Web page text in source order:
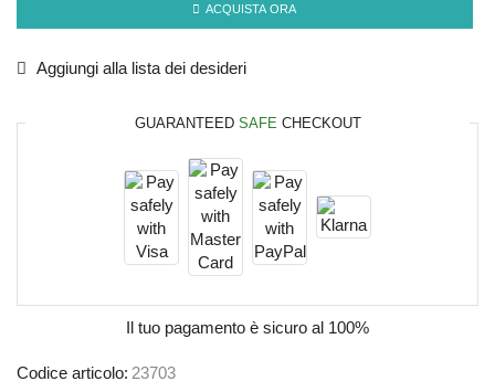
ACQUISTA ORA
Aggiungi alla lista dei desideri
GUARANTEED SAFE CHECKOUT
Il tuo pagamento è sicuro al 100%
Codice articolo: 23703